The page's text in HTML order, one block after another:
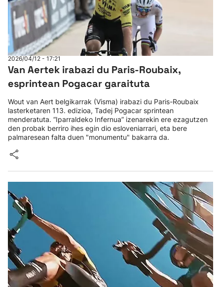
2026/04/12 - 17:21
Van Aertek irabazi du Paris-Roubaix,
esprintean Pogacar garaituta
Wout van Aert belgikarrak (Visma) irabazi du Paris-Roubaix
lasterketaren 113. edizioa, Tadej Pogacar sprintean
menderatuta. “Iparraldeko Infernua” izenarekin ere ezagutzen
den probak berriro ihes egin dio esloveniarrari, eta bere
palmaresean falta duen "monumentu" bakarra da.